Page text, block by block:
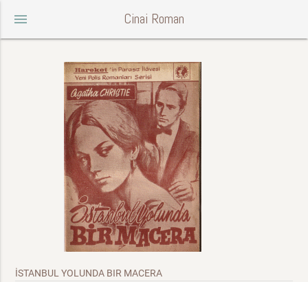
menu Cinai Roman
İSTANBUL YOLUNDA BIR MACERA